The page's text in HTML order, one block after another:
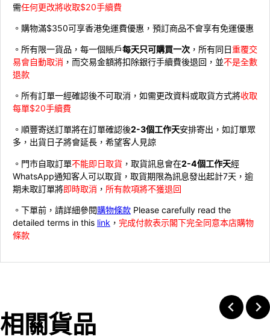
需任何更改將收取$20手續費
。購物滿$350可享香港免運費優惠，預訂商品不會享有免運優惠
。所有限一貨品，每一個賬戶每天只可購買一次 ，所有同日重覆交
易會自動取消 ，而交易金額將扣除銀行手續費後退回，並不是全數
退款
。所有訂單一經確認後不可取消，如需更改資料或取貨方式將收取
每單$20手續費
。順豐寄送訂單將在訂單確認後2-3個工作天安排寄出，如訂單眾
多，出貨日子將會延長，希望客人見諒
。門市自取訂單不能即日取貨 ，取貨訊息會在2-4個工作天經
WhatsApp通知客人可以取貨，取貨期限為訊息發出起計7天，逾
期未取訂單將即時取消 ， 所有款項將不獲退回
。下單前，請詳細參閱購物條款 Please carefully read the
detailed terms in this link ， 完成付款表示閣下完全同意本店購物
條款
相關貨品